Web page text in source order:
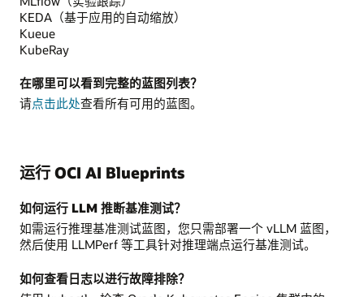
KEDA（基于应用的自动缩放）
Kueue
KubeRay
在哪里可以看到完整的蓝图列表？
请点击此处查看所有可用的蓝图。
运行 OCI AI Blueprints
如何运行 LLM 推断基准测试？
如需运行推理基准测试蓝图，您只需部署一个 vLLM 蓝图，
然后使用 LLMPerf 等工具针对推理端点运行基准测试。
如何查看日志以进行故障排除？